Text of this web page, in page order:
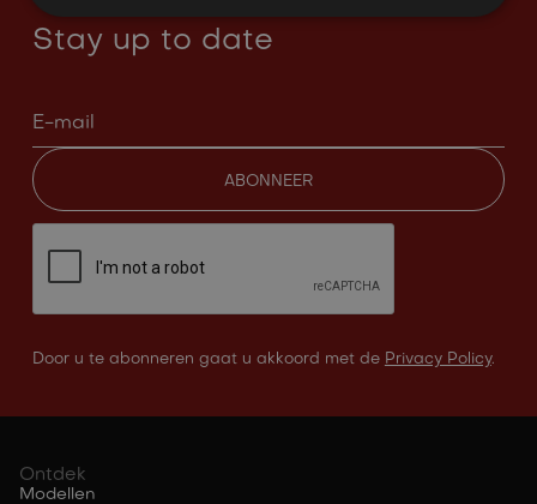
Stay up to date
Door u te abonneren gaat u akkoord met de Privacy Policy.
Ontdek
Modellen